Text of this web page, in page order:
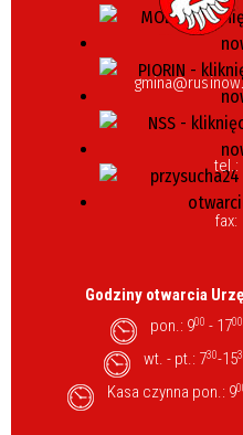
tel.:
fax:
Godziny otwarcia
pon.: 900 - 1700
wt. - pt.: 730-15
Kasa czynna pon.: 9